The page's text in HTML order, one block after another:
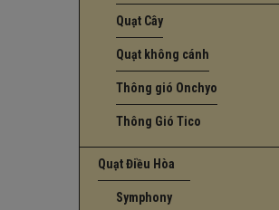
Quạt Cây
Quạt không cánh
Thông gió Onchyo
Thông Gió Tico
Quạt Điều Hòa
Symphony